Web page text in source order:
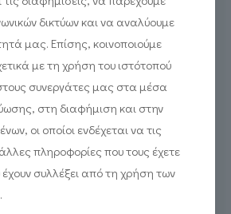
δικτύων και να αναλύουμε
μας. Επίσης, κοινοποιούμε
με τη χρήση του ιστότοπού
συνεργάτες μας στα μέσα
στη διαφήμιση και στην
οι οποίοι ενδέχεται να τις
πληροφορίες που τους έχετε
συλλέξει από τη χρήση των